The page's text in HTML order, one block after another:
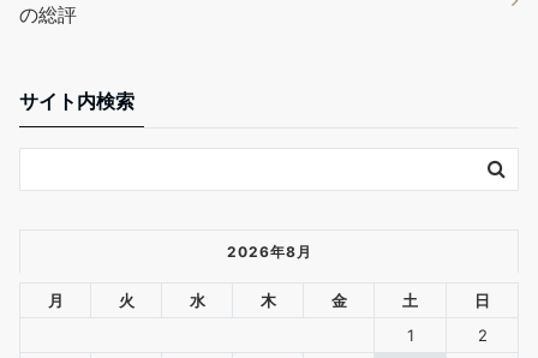
の総評
サイト内検索
2026年8月
月 火 水 木 金 土
日
1
2